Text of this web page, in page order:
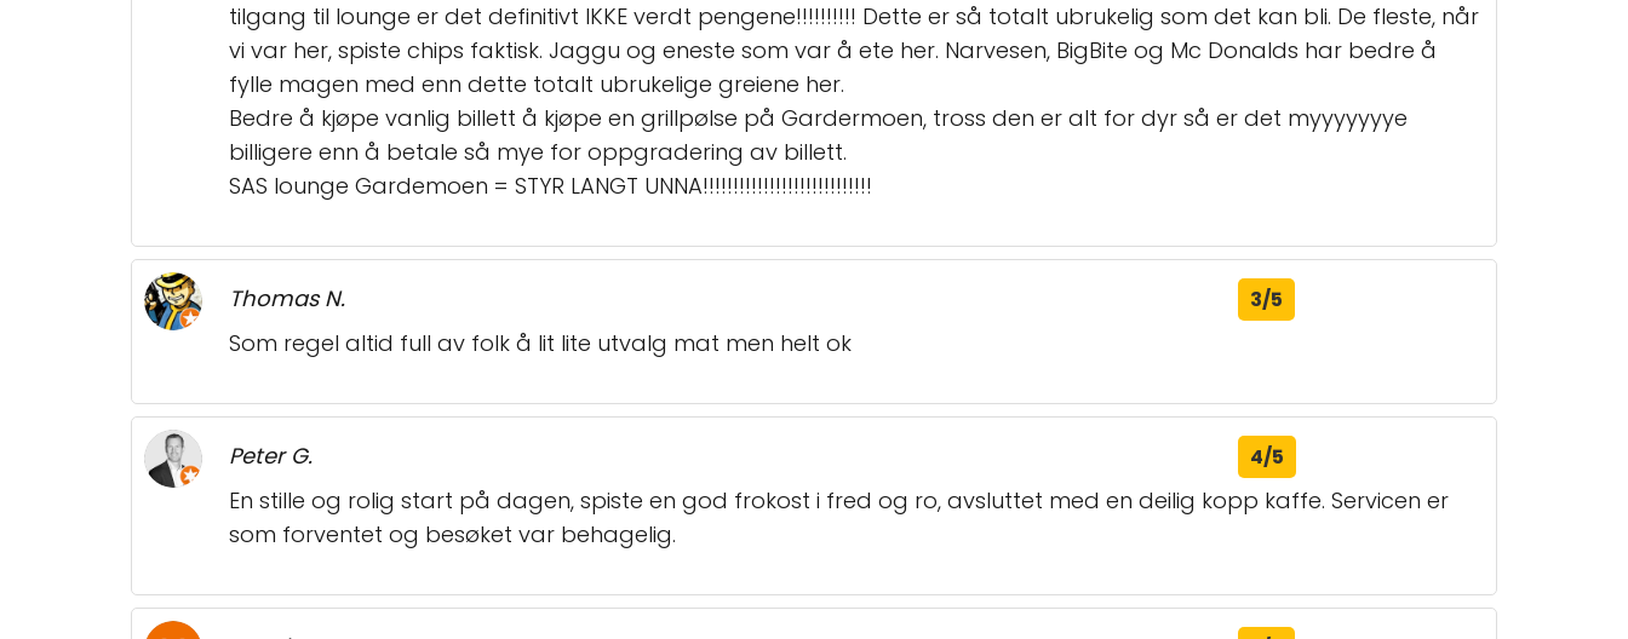
tilgang til lounge er det definitivt IKKE verdt pengene!!!!!!!!!! Dette er så totalt ubrukelig som det kan bli. De fleste, når
vi var her, spiste chips faktisk. Jaggu og eneste som var å ete her. Narvesen, BigBite og Mc Donalds har bedre å
fylle magen med enn dette totalt ubrukelige greiene her.
Bedre å kjøpe vanlig billett å kjøpe en grillpølse på Gardermoen, tross den er alt for dyr så er det myyyyyyye
billigere enn å betale så mye for oppgradering av billett.
SAS lounge Gardemoen = STYR LANGT UNNA!!!!!!!!!!!!!!!!!!!!!!!!!!!!
Thomas N. 3/5
Som regel altid full av folk å lit lite utvalg mat men helt ok
Peter G. 4/5
En stille og rolig start på dagen, spiste en god frokost i fred og ro, avsluttet med en deilig kopp kaffe. Servicen er
som forventet og besøket var behagelig.